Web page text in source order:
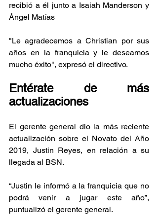
recibió a él junto a Isaiah Manderson y
Ángel Matías
"Le agradecemos a Christian por sus
años en la franquicia y le deseamos
mucho éxito", expresó el directivo.
Entérate de más
actualizaciones
El gerente general dio la más reciente
actualización sobre el Novato del Año
2019, Justin Reyes, en relación a su
llegada al BSN.
“Justin le informó a la franquicia que no
podrá venir a jugar este año”,
puntualizó el gerente general.